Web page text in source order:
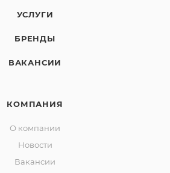
УСЛУГИ
БРЕНДЫ
ВАКАНСИИ
КОМПАНИЯ
О компании
Новости
Вакансии